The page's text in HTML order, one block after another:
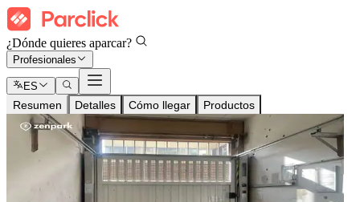
¿Dónde quieres aparcar?
Profesionales
ES
Resumen Detalles Cómo llegar Productos